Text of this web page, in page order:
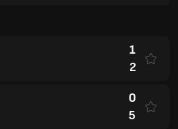
1
2
0
5